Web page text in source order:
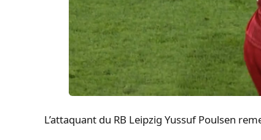
L’attaquant du RB Leipzig Yussuf Poulsen